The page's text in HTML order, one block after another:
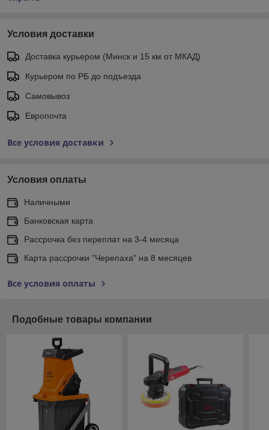
Условия доставки
Доставка курьером (Минск и 15 км от МКАД)
Курьером по РБ до подъезда
Самовывоз
Европочта
Все условия доставки
Условия оплаты
Наличными
Банковская карта
Рассрочка без переплат на 3-4 месяца
Карта рассрочки "Черепаха" на 8 месяцев
Все условия оплаты
Подобные товары компании